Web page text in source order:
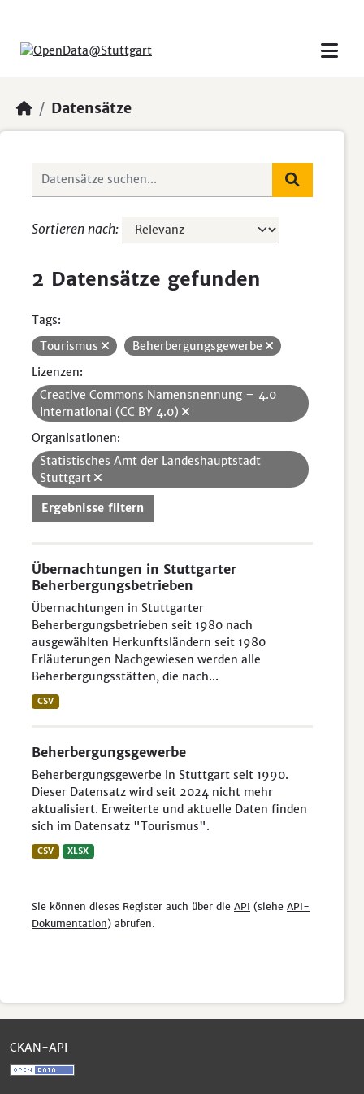
Datensätze
Sortieren nach
2 Datensätze gefunden
Tags:
Tourismus
Beherbergungsgewerbe
Lizenzen:
Creative Commons Namensnennung – 4.0
International (CC BY 4.0)
Organisationen:
Statistisches Amt der Landeshauptstadt
Stuttgart
Ergebnisse filtern
Übernachtungen in Stuttgarter
Beherbergungsbetrieben
Übernachtungen in Stuttgarter
Beherbergungsbetrieben seit 1980 nach
ausgewählten Herkunftsländern seit 1980
Erläuterungen Nachgewiesen werden alle
Beherbergungsstätten, die nach...
CSV
Beherbergungsgewerbe
Beherbergungsgewerbe in Stuttgart seit 1990.
Dieser Datensatz wird seit 2024 nicht mehr
aktualisiert. Erweiterte und aktuelle Daten finden
sich im Datensatz "Tourismus".
CSV XLSX
Sie können dieses Register auch über die API (siehe API-
Dokumentation) abrufen.
CKAN-API